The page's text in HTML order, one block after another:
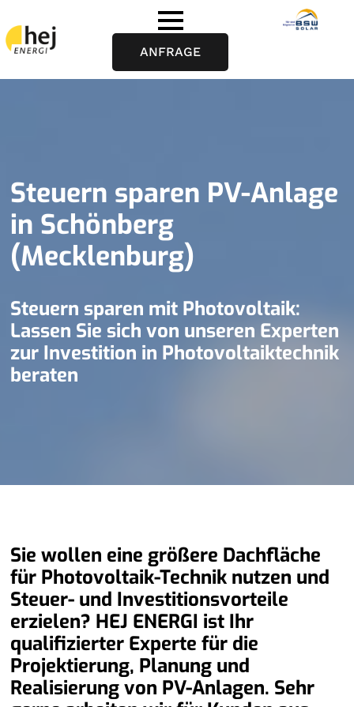
ANFRAGE
Steuern sparen PV-Anlage
in Schönberg
(Mecklenburg)
Steuern sparen mit Photovoltaik:
Lassen Sie sich von unseren Experten
zur Investition in Photovoltaiktechnik
beraten
Sie wollen eine größere Dachfläche
für Photovoltaik-Technik nutzen und
Steuer- und Investitionsvorteile
erzielen? HEJ ENERGI ist Ihr
qualifizierter Experte für die
Projektierung, Planung und
Realisierung von PV-Anlagen. Sehr